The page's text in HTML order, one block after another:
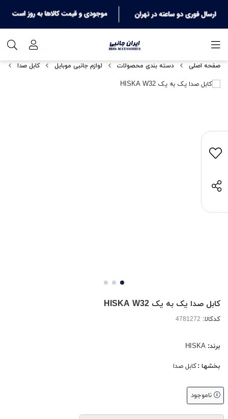
صفحه اصلی دسته بندی محصولات لوازم جانبی موبایل کابل صدا
کابل صدا یک به یک HISKA W32
کدکالا:
برند: HISKA
بخشها :کابل صدا
ناموجود